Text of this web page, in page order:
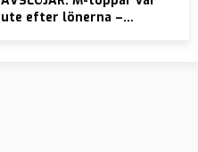
ute efter lönerna –